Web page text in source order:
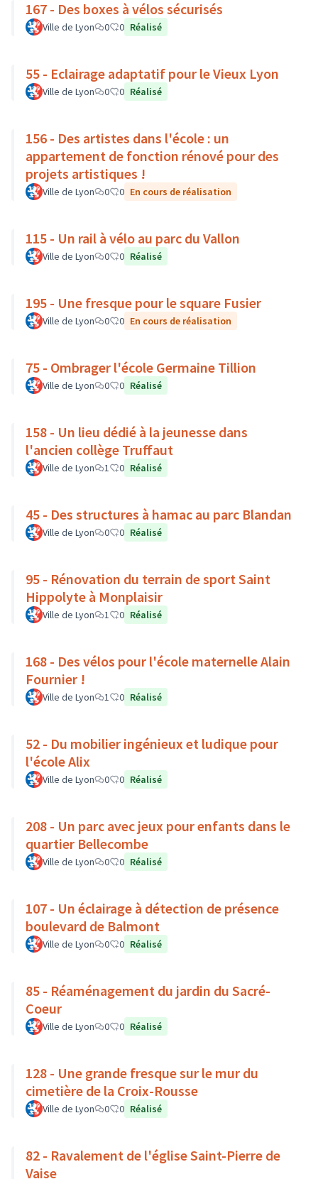
167 - Des boxes à vélos sécurisés
Ville de Lyon 0 0 Réalisé
55 - Eclairage adaptatif pour le Vieux Lyon
Ville de Lyon 0 0 Réalisé
156 - Des artistes dans l'école : un
appartement de fonction rénové pour des
projets artistiques !
Ville de Lyon 0 0 En cours de réalisation
115 - Un rail à vélo au parc du Vallon
Ville de Lyon 0 0 Réalisé
195 - Une fresque pour le square Fusier
Ville de Lyon 0 0 En cours de réalisation
75 - Ombrager l'école Germaine Tillion
Ville de Lyon 0 0 Réalisé
158 - Un lieu dédié à la jeunesse dans
l'ancien collège Truffaut
Ville de Lyon 1 0 Réalisé
45 - Des structures à hamac au parc Blandan
Ville de Lyon 0 0 Réalisé
95 - Rénovation du terrain de sport Saint
Hippolyte à Monplaisir
Ville de Lyon 1 0 Réalisé
168 - Des vélos pour l'école maternelle Alain
Fournier !
Ville de Lyon 1 0 Réalisé
52 - Du mobilier ingénieux et ludique pour
l'école Alix
Ville de Lyon 0 0 Réalisé
208 - Un parc avec jeux pour enfants dans le
quartier Bellecombe
Ville de Lyon 0 0 Réalisé
107 - Un éclairage à détection de présence
boulevard de Balmont
Ville de Lyon 0 0 Réalisé
85 - Réaménagement du jardin du Sacré-
Coeur
Ville de Lyon 0 0 Réalisé
128 - Une grande fresque sur le mur du
cimetière de la Croix-Rousse
Ville de Lyon 0 0 Réalisé
82 - Ravalement de l'église Saint-Pierre de
Vaise